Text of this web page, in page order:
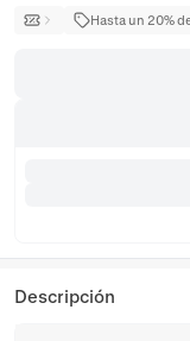
Hasta un 20%
Descripción